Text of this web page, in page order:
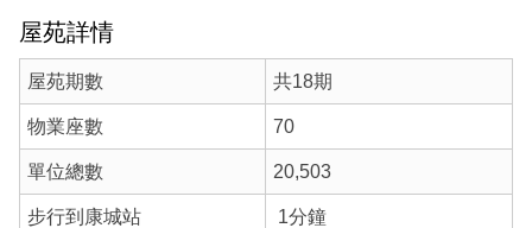
屋苑詳情
屋苑期數 共18期
物業座數 70
單位總數 20,503
步行到康城站 1分鐘